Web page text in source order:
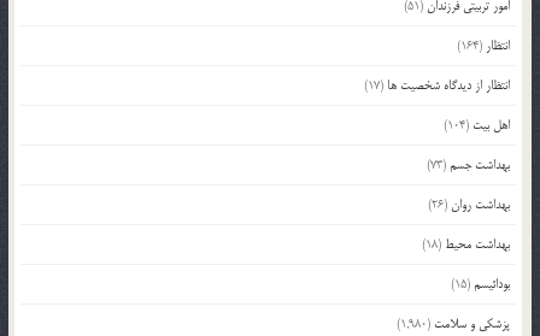
امور تربیتی فرزندان(51)
انتظار (164)
انتظار از دیدگاه شخصیت ها (17)
اهل بیت (104)
بهداشت جسم(73)
بهداشت روان(26)
بهداشت محیط (18)
بودائیسم(15)
پزشکی و سلامت (1,980)